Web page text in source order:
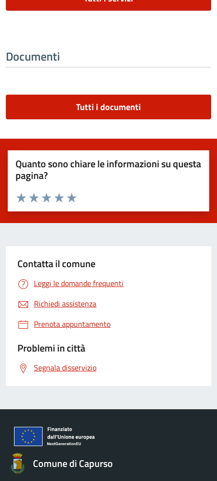
Documenti
Tutti i documenti
Quanto sono chiare le informazioni su questa
pagina?
Valuta 5 stelle su 5
Valuta 4 stelle su 5
Valuta 3 stelle su 5
Valuta 2 stelle su 5
Valuta 1 stelle su 5
Contatta il comune
Leggi le domande frequenti
Richiedi assistenza
Prenota appuntamento
Problemi in città
Segnala disservizio
Comune di Capurso